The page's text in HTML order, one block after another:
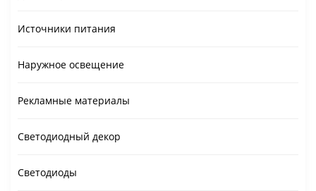
Источники питания
Наружное освещение
Рекламные материалы
Светодиодный декор
Светодиоды